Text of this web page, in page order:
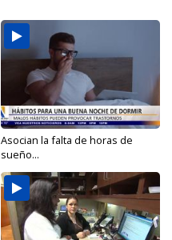
Asocian la falta de horas de
sueño...